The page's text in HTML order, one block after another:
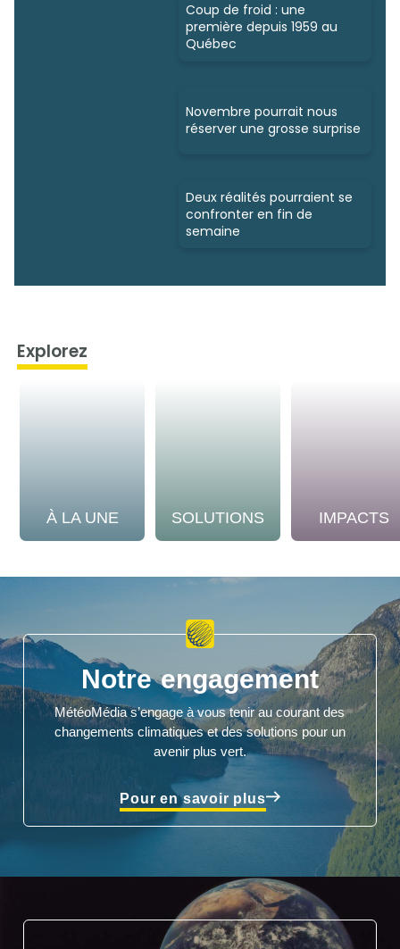
Coup de froid : une
première depuis 1959 au
Québec
Novembre pourrait nous
réserver une grosse surprise
Deux réalités pourraient se
confronter en fin de
semaine
Explorez
À LA UNE SOLUTIONS IMPACTS
Notre engagement
MétéoMédia s’engage à vous tenir au courant des
changements climatiques et des solutions pour un
avenir plus vert.
Pour en savoir plus